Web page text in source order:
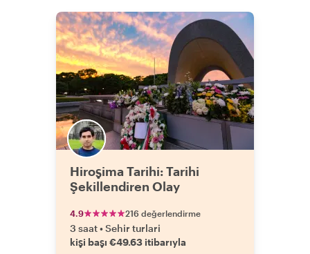
Hiroşima Tarihi: Tarihi
Şekillendiren Olay
4.9 216 değerlendirme
3 saat•Sehir turlari
kişi başı €49.63 itibarıyla